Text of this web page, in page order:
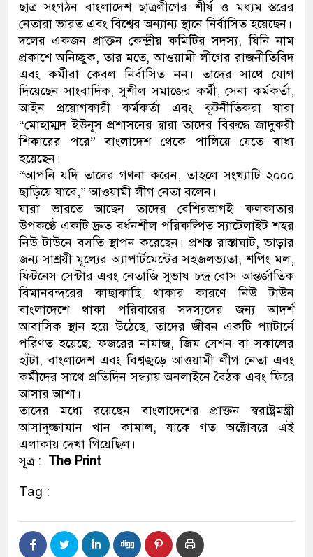
ছাত্র সংগঠন বাংলাদেশ ছাত্রলীগের শীর্ষ ও মধ্যম স্তরের
নেতারা ভারত এবং বিশ্বের অন্যান্য স্থানে নির্বাসিত হয়েছেন।
দলের একজন প্রাক্তন কেন্দ্রীয় কমিটির সদস্য, যিনি নাম
প্রকাশে অনিচ্ছুক, তার মতে, আওয়ামী লীগের রাজনীতিবিদ
এবং কর্মীরা কেবল নির্বাসিত নন। তাদের সাথে যোগ
দিয়েছেন সাংবাদিক, সুশীল সমাজের কর্মী, সেনা কর্মকর্তা,
আইন প্রয়োগকারী কর্মকর্তা এবং কূটনীতিকরা যারা
“মোহাম্মদ ইউনূস প্রশাসনের দ্বারা তাদের বিরুদ্ধে জাদুকরী
শিকারের পরে” বাংলাদেশ থেকে পালিয়ে যেতে বাধ্য
হয়েছেন।
“আপনি যদি তাদের গণনা করেন, তাহলে সংখ্যাটি ২০০০
ছাড়িয়ে যাবে,” আওয়ামী লীগ নেতা বলেন।
যারা ভারতে আছেন তাদের বেশিরভাগই কলকাতার
উপকণ্ঠে একটি দ্রুত বর্ধনশীল পরিকল্পিত স্যাটেলাইট শহর
নিউ টাউনে বসতি স্থাপন করেছেন। প্রশস্ত রাস্তাঘাট, ভাড়ার
জন্য সাশ্রয়ী মূল্যের অ্যাপার্টমেন্টের সহজলভ্যতা, শপিং মল,
ফিটনেস সেন্টার এবং নেতাজি সুভাষ চন্দ্র বোস আন্তর্জাতিক
বিমানবন্দরের কাছাকাছি থাকার কারণে নিউ টাউন
বাংলাদেশে থাকা পরিবারের সদস্যদের জন্য আদর্শ
আবাসিক স্থান হয়ে উঠেছে, তাদের জীবন একটি প্যাটার্নে
পরিণত হয়েছে: ফজরের নামাজ, জিম সেশন বা সকালের
হাঁটা, বাংলাদেশ এবং বিশ্বজুড়ে আওয়ামী লীগ নেতা এবং
কর্মীদের সাথে প্রতিদিন সন্ধ্যায় অনলাইনে বৈঠক এবং ফিরে
আসার আশা।
তাদের মধ্যে রয়েছেন বাংলাদেশের প্রাক্তন স্বরাষ্ট্রমন্ত্রী
আসাদুজ্জামান খান কামাল, যাকে গত অক্টোবরে এই
এলাকায় দেখা গিয়েছিল।
সূত্র : The Print
Tag :